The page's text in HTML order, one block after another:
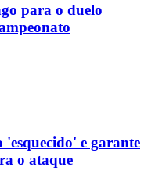
para o duelo
e garante
o ataque